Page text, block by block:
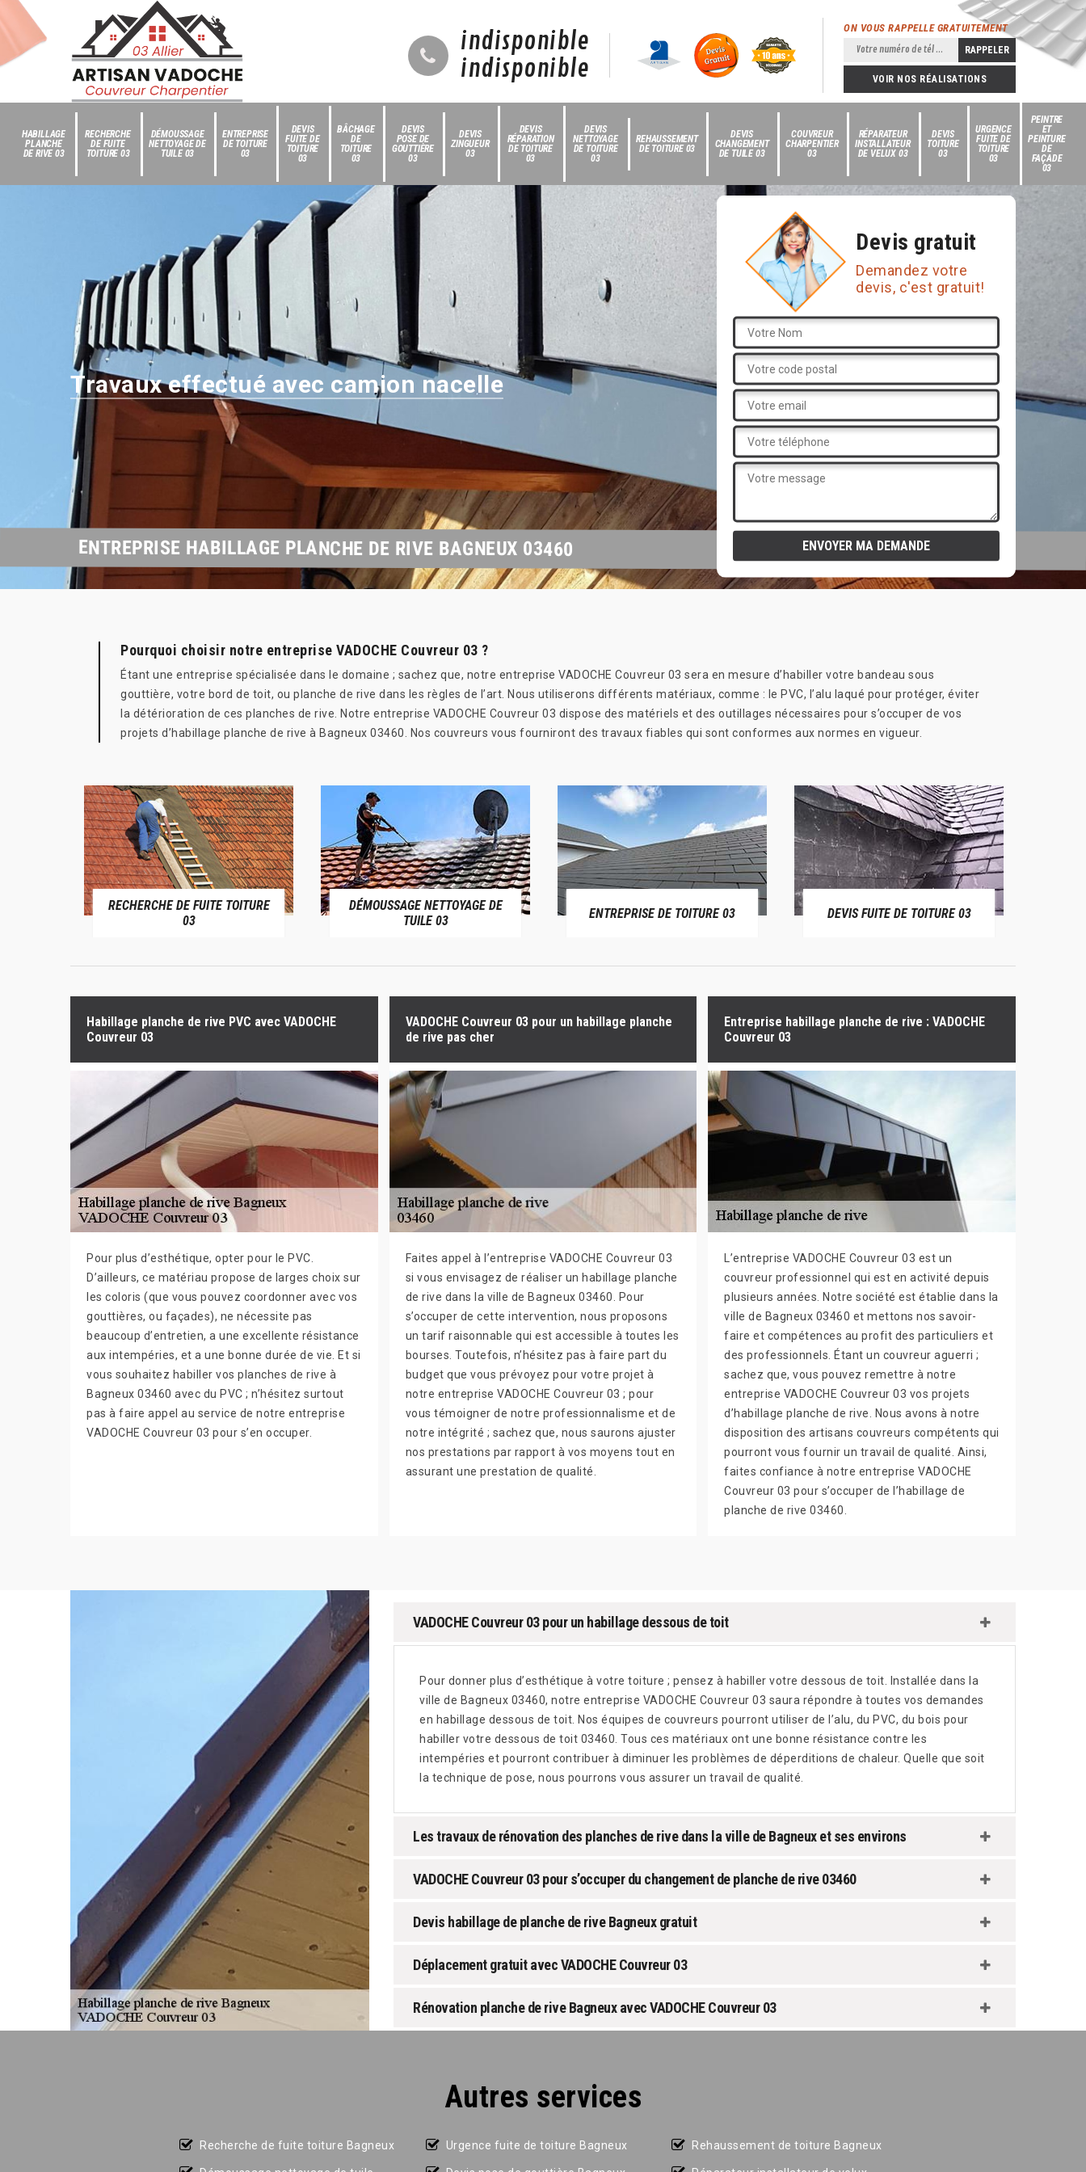
indisponible
indisponible
ON VOUS RAPPELLE GRATUITEMENT
VOIR NOS RÉALISATIONS
HABILLAGE
PLANCHE
DE RIVE 03
RECHERCHE
DE FUITE
TOITURE 03
DÉMOUSSAGE
NETTOYAGE DE
TUILE 03
ENTREPRISE
DE TOITURE
03
DEVIS
FUITE DE
TOITURE
03
BÂCHAGE
DE
TOITURE
03
DEVIS
POSE DE
GOUTTIÈRE
03
DEVIS
ZINGUEUR
03
DEVIS
RÉPARATION
DE TOITURE
03
DEVIS
NETTOYAGE
DE TOITURE
03
REHAUSSEMENT
DE TOITURE 03
DEVIS
CHANGEMENT
DE TUILE 03
COUVREUR
CHARPENTIER
03
RÉPARATEUR
INSTALLATEUR
DE VELUX 03
DEVIS
TOITURE
03
URGENCE
FUITE DE
TOITURE
03
PEINTRE
ET
PEINTURE
DE
FAÇADE
03
Travaux effectué avec camion nacelle
Devis gratuit
Demandez votre
devis, c'est gratuit!
ENTREPRISE HABILLAGE PLANCHE DE RIVE BAGNEUX 03460
Pourquoi choisir notre entreprise VADOCHE Couvreur 03 ?
Étant une entreprise spécialisée dans le domaine ; sachez que, notre entreprise VADOCHE Couvreur 03 sera en mesure d’habiller votre bandeau sous
gouttière, votre bord de toit, ou planche de rive dans les règles de l’art. Nous utiliserons différents matériaux, comme : le PVC, l’alu laqué pour protéger, éviter
la détérioration de ces planches de rive. Notre entreprise VADOCHE Couvreur 03 dispose des matériels et des outillages nécessaires pour s’occuper de vos
projets d’habillage planche de rive à Bagneux 03460. Nos couvreurs vous fourniront des travaux fiables qui sont conformes aux normes en vigueur.
RECHERCHE DE FUITE TOITURE
03
DÉMOUSSAGE NETTOYAGE DE
TUILE 03
ENTREPRISE DE TOITURE 03 DEVIS FUITE DE TOITURE 03
Habillage planche de rive PVC avec VADOCHE
Couvreur 03
Pour plus d’esthétique, opter pour le PVC.
D’ailleurs, ce matériau propose de larges choix sur
les coloris (que vous pouvez coordonner avec vos
gouttières, ou façades), ne nécessite pas
beaucoup d’entretien, a une excellente résistance
aux intempéries, et a une bonne durée de vie. Et si
vous souhaitez habiller vos planches de rive à
Bagneux 03460 avec du PVC ; n’hésitez surtout
pas à faire appel au service de notre entreprise
VADOCHE Couvreur 03 pour s’en occuper.
VADOCHE Couvreur 03 pour un habillage planche
de rive pas cher
Faites appel à l’entreprise VADOCHE Couvreur 03
si vous envisagez de réaliser un habillage planche
de rive dans la ville de Bagneux 03460. Pour
s’occuper de cette intervention, nous proposons
un tarif raisonnable qui est accessible à toutes les
bourses. Toutefois, n’hésitez pas à faire part du
budget que vous prévoyez pour votre projet à
notre entreprise VADOCHE Couvreur 03 ; pour
vous témoigner de notre professionnalisme et de
notre intégrité ; sachez que, nous saurons ajuster
nos prestations par rapport à vos moyens tout en
assurant une prestation de qualité.
Entreprise habillage planche de rive : VADOCHE
Couvreur 03
L’entreprise VADOCHE Couvreur 03 est un
couvreur professionnel qui est en activité depuis
plusieurs années. Notre société est établie dans la
ville de Bagneux 03460 et mettons nos savoir-
faire et compétences au profit des particuliers et
des professionnels. Étant un couvreur aguerri ;
sachez que, vous pouvez remettre à notre
entreprise VADOCHE Couvreur 03 vos projets
d’habillage planche de rive. Nous avons à notre
disposition des artisans couvreurs compétents qui
pourront vous fournir un travail de qualité. Ainsi,
faites confiance à notre entreprise VADOCHE
Couvreur 03 pour s’occuper de l’habillage de
planche de rive 03460.
VADOCHE Couvreur 03 pour un habillage dessous de toit
Pour donner plus d’esthétique à votre toiture ; pensez à habiller votre dessous de toit. Installée dans la
ville de Bagneux 03460, notre entreprise VADOCHE Couvreur 03 saura répondre à toutes vos demandes
en habillage dessous de toit. Nos équipes de couvreurs pourront utiliser de l’alu, du PVC, du bois pour
habiller votre dessous de toit 03460. Tous ces matériaux ont une bonne résistance contre les
intempéries et pourront contribuer à diminuer les problèmes de déperditions de chaleur. Quelle que soit
la technique de pose, nous pourrons vous assurer un travail de qualité.
Les travaux de rénovation des planches de rive dans la ville de Bagneux et ses environs
VADOCHE Couvreur 03 pour s’occuper du changement de planche de rive 03460
Devis habillage de planche de rive Bagneux gratuit
Déplacement gratuit avec VADOCHE Couvreur 03
Rénovation planche de rive Bagneux avec VADOCHE Couvreur 03
Autres services
Recherche de fuite toiture Bagneux Urgence fuite de toiture Bagneux Rehaussement de toiture Bagneux